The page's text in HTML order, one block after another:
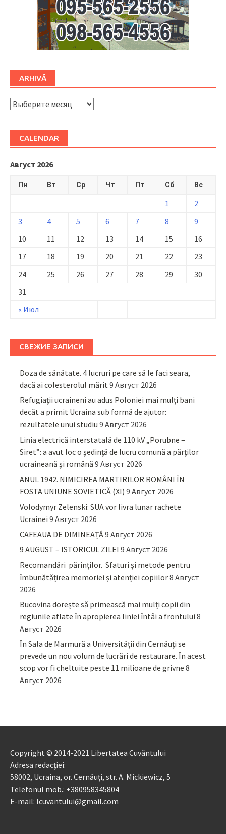
ARHIVĂ
ARHIVĂ
CALENDAR
Август 2026
Пн Вт Ср Чт Пт Сб Вс
« Июл
1
2
3
4 5 6 7 8
9
10
11 12 13 14 15
16
17
18 19 20 21 22
23
24
25 26 27 28 29
30
31
СВЕЖИЕ ЗАПИСИ
Doza de sănătate. 4 lucruri pe care să le faci seara,
dacă ai colesterolul mărit 9 Август 2026
Refugiații ucraineni au adus Poloniei mai mulți bani
decât a primit Ucraina sub formă de ajutor:
rezultatele unui studiu 9 Август 2026
Linia electrică interstatală de 110 kV „Porubne –
Siret”: a avut loc o ședință de lucru comună a părților
ucraineană și română 9 Август 2026
ANUL 1942. NIMICIREA MARTIRILOR ROMÂNI ÎN
FOSTA UNIUNE SOVIETICĂ (XI) 9 Август 2026
Volodymyr Zelenski: SUA vor livra lunar rachete
Ucrainei 9 Август 2026
CAFEAUA DE DIMINEAȚĂ9 Август 2026
9 AUGUST – ISTORICUL ZILEI 9 Август 2026
Recomandări părinţilor. Sfaturi și metode pentru
îmbunătățirea memoriei și atenției copiilor8 Август
2026
Bucovina dorește să primească mai mulți copii din
regiunile aflate în apropierea liniei întâi a frontului 8
Август 2026
În Sala de Marmură a Universității din Cernăuți se
prevede un nou volum de lucrări de restaurare. În acest
scop vor fi cheltuite peste 11 milioane de grivne 8
Август 2026
Copyright © 2014-2021 Libertatea Cuvântului
Adresa redacției:
58002, Ucraina, or. Cernăuți, str. A. Mickiewicz, 5
Telefonul mob.: +380958345804
E-mail: lcuvantului@gmail.com